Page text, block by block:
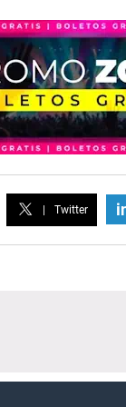
| Twitter